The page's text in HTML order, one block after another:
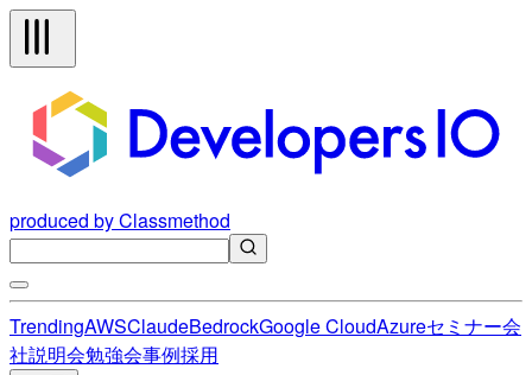
produced by Classmethod
TrendingAWSClaudeBedrockGoogle CloudAzureセミナー会
社説明会勉強会事例採用